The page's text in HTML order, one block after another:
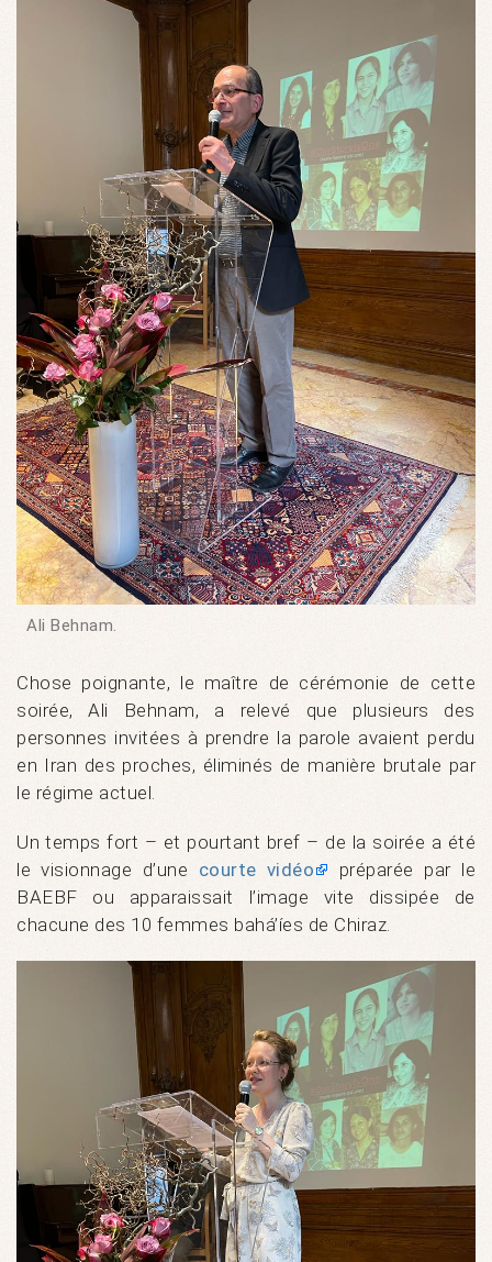
Ali Behnam.
Chose poignante, le maître de cérémonie de cette
soirée, Ali Behnam, a relevé que plusieurs des
personnes invitées à prendre la parole avaient perdu
en Iran des proches, éliminés de manière brutale par
le régime actuel.
Un temps fort – et pourtant bref – de la soirée a été
le visionnage d’une courte vidéo
préparée par le
BAEBF ou apparaissait l’image vite dissipée de
chacune des 10 femmes bahá’íes de Chiraz.